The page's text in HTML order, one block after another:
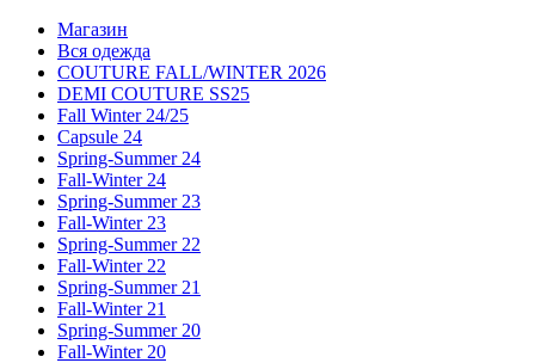
Магазин
Вся одежда
COUTURE FALL/WINTER 2026
DEMI COUTURE SS25
Fall Winter 24/25
Capsule 24
Spring-Summer 24
Fall-Winter 24
Spring-Summer 23
Fall-Winter 23
Spring-Summer 22
Fall-Winter 22
Spring-Summer 21
Fall-Winter 21
Spring-Summer 20
Fall-Winter 20